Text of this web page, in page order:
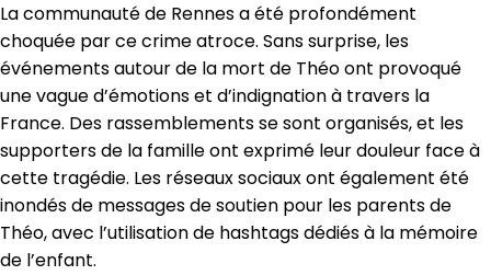
La communauté de Rennes a été profondément
choquée par ce crime atroce. Sans surprise, les
événements autour de la mort de Théo ont provoqué
une vague d’émotions et d’indignation à travers la
France. Des rassemblements se sont organisés, et les
supporters de la famille ont exprimé leur douleur face à
cette tragédie. Les réseaux sociaux ont également été
inondés de messages de soutien pour les parents de
Théo, avec l’utilisation de hashtags dédiés à la mémoire
de l’enfant.